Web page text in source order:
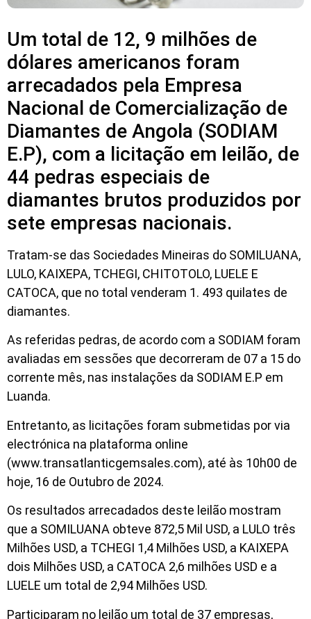
Um total de 12, 9 milhões de
dólares americanos foram
arrecadados pela Empresa
Nacional de Comercialização de
Diamantes de Angola (SODIAM
E.P), com a licitação em leilão, de
44 pedras especiais de
diamantes brutos produzidos por
sete empresas nacionais.
Tratam-se das Sociedades Mineiras do SOMILUANA,
LULO, KAIXEPA, TCHEGI, CHITOTOLO, LUELE E
CATOCA, que no total venderam 1. 493 quilates de
diamantes.
As referidas pedras, de acordo com a SODIAM foram
avaliadas em sessões que decorreram de 07 a 15 do
corrente mês, nas instalações da SODIAM E.P em
Luanda.
Entretanto, as licitações foram submetidas por via
electrónica na plataforma online
(www.transatlanticgemsales.com), até às 10h00 de
hoje, 16 de Outubro de 2024.
Os resultados arrecadados deste leilão mostram
que a SOMILUANA obteve 872,5 Mil USD, a LULO três
Milhões USD, a TCHEGI 1,4 Milhões USD, a KAIXEPA
dois Milhões USD, a CATOCA 2,6 milhões USD e a
LUELE um total de 2,94 Milhões USD.
Participaram no leilão um total de 37 empresas,